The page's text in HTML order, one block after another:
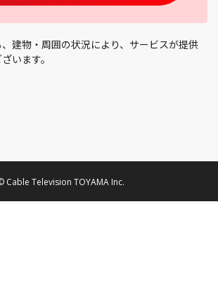
建物・周囲の状況により、サービスが提供
います。
Cable Television TOYAMA Inc.